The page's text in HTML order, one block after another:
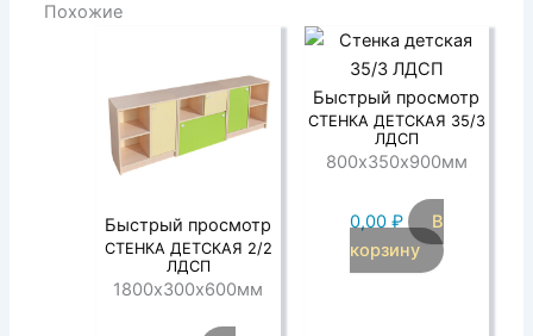
Похожие
Быстрый просмотр
СТЕНКА ДЕТСКАЯ 2/2
ЛДСП
1800х300х600мм
Быстрый просмотр
СТЕНКА ДЕТСКАЯ 35/3
ЛДСП
800х350х900мм
0,00 ₽
В
корзину